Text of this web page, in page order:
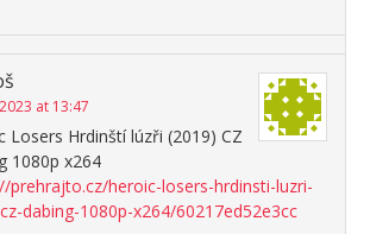
at 13:47
Losers Hrdinští lúzři (2019) CZ
1080p x264
prehrajto.cz/heroic-losers-hrdinsti-luzri-
dabing-1080p-x264/60217ed52e3cc